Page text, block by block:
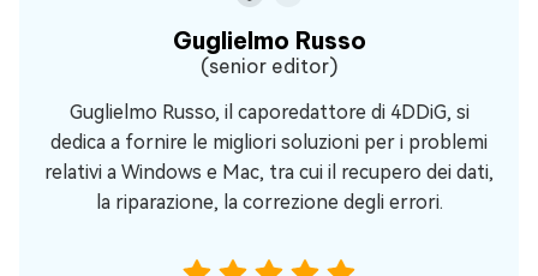
Guglielmo Russo
(senior editor)
Guglielmo Russo, il caporedattore di 4DDiG, si
dedica a fornire le migliori soluzioni per i problemi
relativi a Windows e Mac, tra cui il recupero dei dati,
la riparazione, la correzione degli errori.